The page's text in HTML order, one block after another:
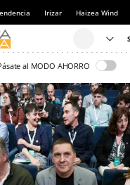
Irizar Haizea Wind
al MODO AHORRO